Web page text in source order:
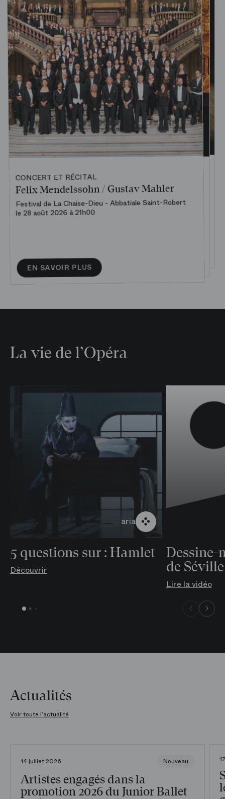
CONCERT ET RÉCITAL
Felix Mendelssohn / Gustav Mahler
Festival de La Chaise-Dieu - Abbatiale Saint-Robert
le 28 août 2026 à 21h00
EN SAVOIR PLUS
CONCERT ET RÉCITAL
Au Bord de l’eau
Midi musical
Palais Garnier
EN SAVOIR PLUS
CONCERT ET RÉCITAL DE L'ACADÉMIE
Concert d’ouverture de la saison
Académie
Artistes de l’Académie
Amphithéâtre Olivier Messiaen
La vie de l’Opéra
aria
5 questions sur : Hamlet
Découvrir
Dessine-
de Séville
Lire la vidéo
Actualités
Voir toute l’actualité
14 juillet 2026 Nouveau
Artistes engagés dans la
promotion 2026 du Junior Ballet